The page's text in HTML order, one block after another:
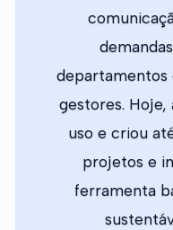
departamentos
gestores. Hoje,
uso e criou
projetos e
ferramenta